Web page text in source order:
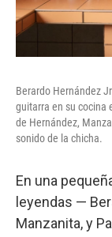
Berardo Hernández
guitarra en su cocina
de Hernández,
sonido de la chicha.
En una
leyendas —
Manzanita, y